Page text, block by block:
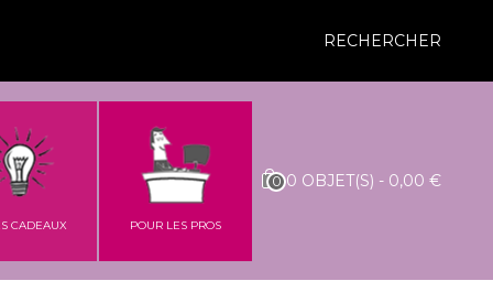
RECHERCHER
CADEAUX POUR LES PROS
0 0 OBJET(S) - 0,00 €